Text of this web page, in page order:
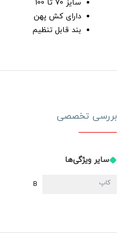
سایز 70 تا 100
دارای کش پهن
بند قابل تنظیم
بررسی تخصصی
سایر ویژگی‌ها
کاپ B